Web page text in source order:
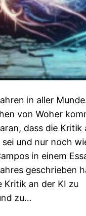
in aller
von Woher
dass die Kritik
und nur noch
in einem
geschrieben
Kritik an der KI zu
zu…